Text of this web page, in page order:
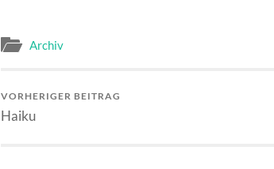
Archiv
VORHERIGER BEITRAG
Haiku